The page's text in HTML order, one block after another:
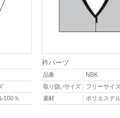
100％
衿パーツ
品番
NBK
取り扱いサイズ
フリーサイ
素材
ポリエステ